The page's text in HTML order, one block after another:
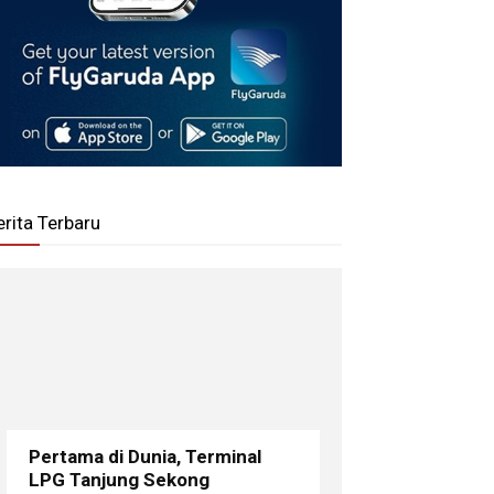
Terbaru
Pertama di Dunia, Terminal
LPG Tanjung Sekong